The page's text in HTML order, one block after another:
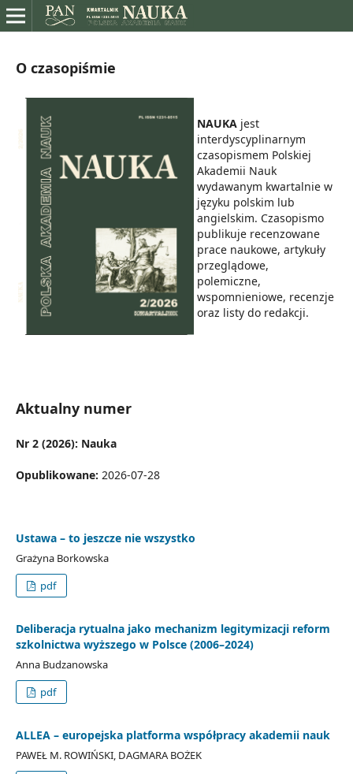
O czasopiśmie
NAUKAjest
interdyscyplinarnym
czasopismem Polskiej
Akademii Nauk
wydawanym kwartalnie w
języku polskim lub
angielskim. Czasopismo
publikuje recenzowane
prace naukowe, artykuły
przeglądowe,
polemiczne,
wspomnieniowe, recenzje
oraz listy do redakcji.
Aktualny numer
Nr 2 (2026): Nauka
Opublikowane: 2026-07-28
Ustawa – to jeszcze nie wszystko
Grażyna Borkowska
pdf
Deliberacja rytualna jako mechanizm legitymizacji reform
szkolnictwa wyższego w Polsce (2006–2024)
Anna Budzanowska
pdf
ALLEA – europejska platforma współpracy akademii nauk
PAWEŁ M. ROWIŃSKI, DAGMARA BOŻEK